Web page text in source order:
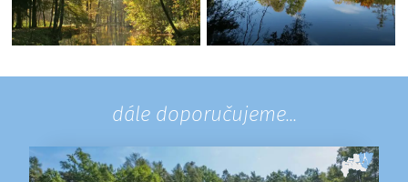
dále doporučujeme...